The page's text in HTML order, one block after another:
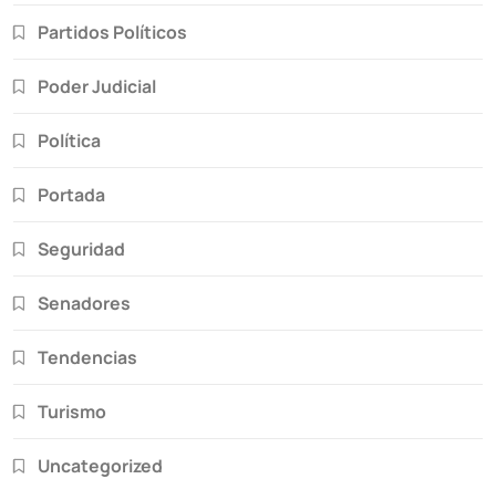
Partidos Políticos
Poder Judicial
Política
Portada
Seguridad
Senadores
Tendencias
Turismo
Uncategorized